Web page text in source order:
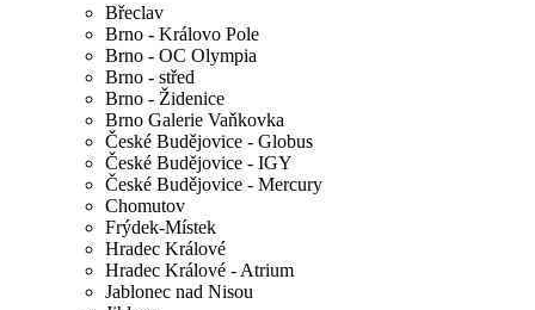
Břeclav
Brno - Královo Pole
Brno - OC Olympia
Brno - střed
Brno - Židenice
Brno Galerie Vaňkovka
České Budějovice - Globus
České Budějovice - IGY
České Budějovice - Mercury
Chomutov
Frýdek-Místek
Hradec Králové
Hradec Králové - Atrium
Jablonec nad Nisou